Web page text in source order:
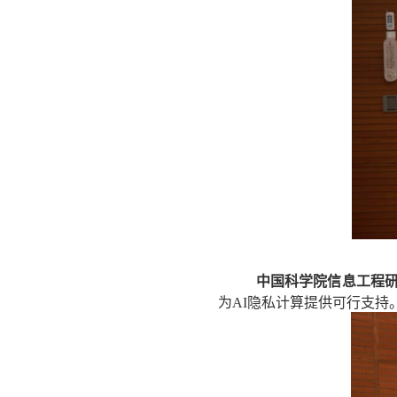
中国科学院信息工程
为AI隐私计算提供可行支持